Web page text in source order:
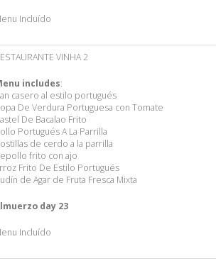
Incluído
VINHA 2
includes:
casero al estilo portugués
De Verdura Portuguesa con Tomate
De Bacalao Frito
Portugués A La Parrilla
de cerdo a la parrilla
frito con ajo
Frito De Estilo Portugués
de Agar de Fruta Fresca Mixta
day 23
Incluído